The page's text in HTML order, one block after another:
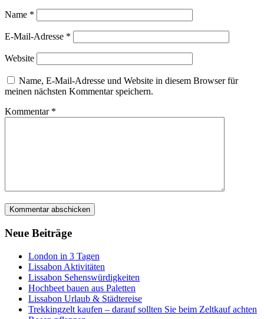
Name *
E-Mail-Adresse *
Website
Name, E-Mail-Adresse und Website in diesem Browser für
meinen nächsten Kommentar speichern.
Kommentar *
Neue Beiträge
London in 3 Tagen
Lissabon Aktivitäten
Lissabon Sehenswürdigkeiten
Hochbeet bauen aus Paletten
Lissabon Urlaub & Städtereise
Trekkingzelt kaufen – darauf sollten Sie beim Zeltkauf achten